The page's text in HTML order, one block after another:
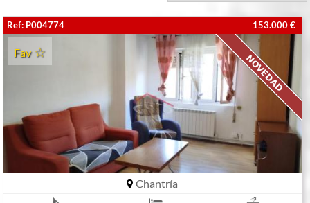
Ref: P004774 153.000 €
Fav
Chantría